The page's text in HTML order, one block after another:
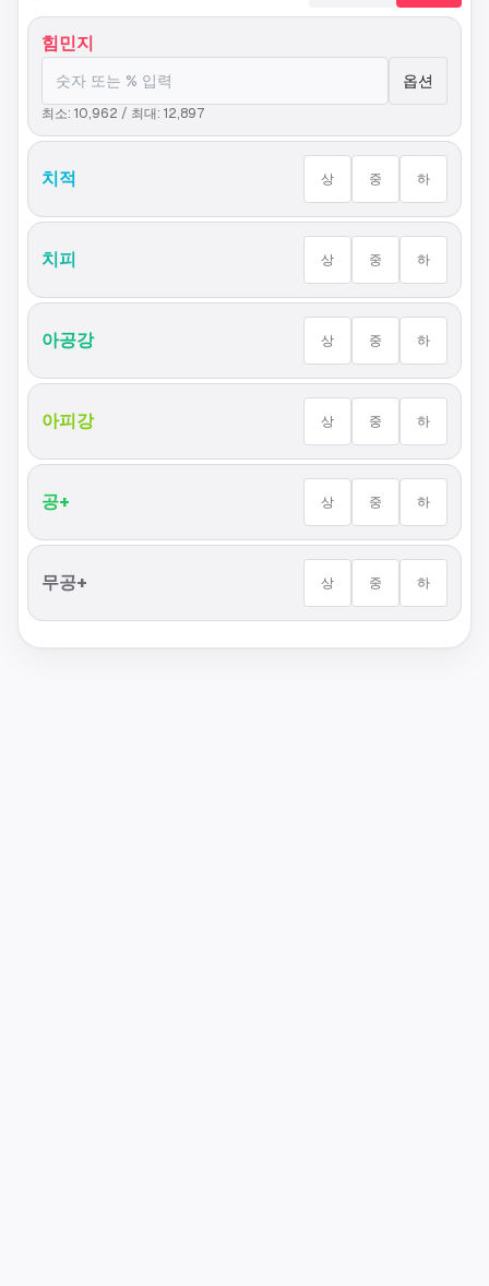
힘민지
옵션
최소: 10,962 / 최대: 12,897
치적 상 중 하
치피 상 중 하
아공강 상 중 하
아피강 상 중 하
공+ 상 중 하
무공+ 상 중 하